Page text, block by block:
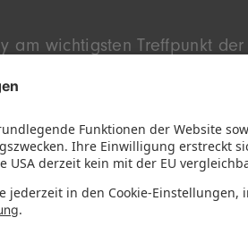
am wichtigsten Treffpunkt
endlose Inspiration.
und bekannte Marken –